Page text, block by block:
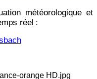
météorologique et
réel :